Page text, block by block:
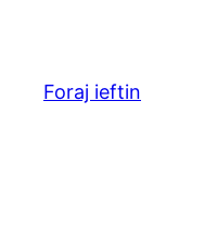
content
Foraj ieftin